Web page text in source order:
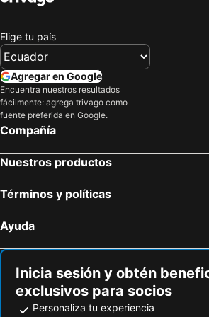
Dulles, Virginia Hoteles
Arlington, Virginia Hoteles
Alexandria, Virginia Hoteles
Rockville, Maryland Hoteles
College Park, Maryland Hoteles
Orlando, Florida Hoteles
Miami, Florida Hoteles
Miami Beach, Florida Hoteles
Brooklyn, Nueva York Hoteles
Elige tu país
Agregar en Google
Encuentra nuestros resultados
fácilmente: agrega trivago como
fuente preferida en Google.
Compañía
Nuestros productos
Términos y políticas
Ayuda
Inicia sesión y obtén
exclusivos para socios
Personaliza tu experiencia